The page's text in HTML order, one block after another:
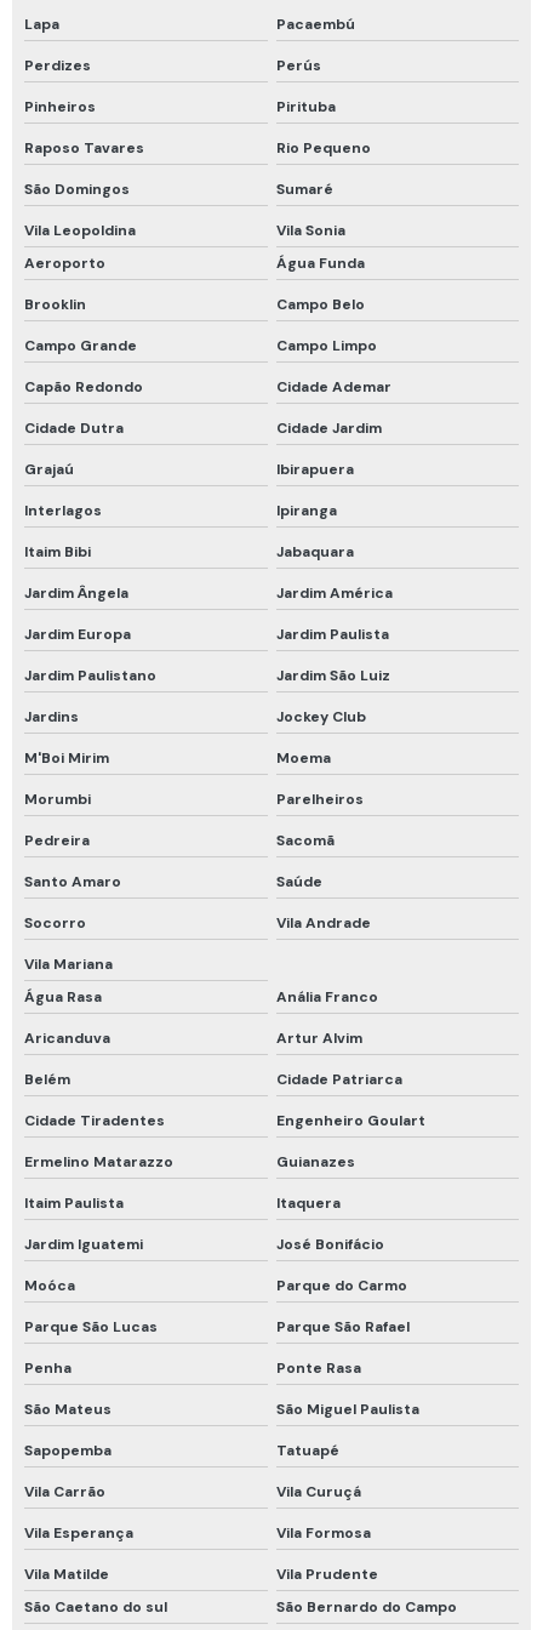
Máscara de fuga
Máscara de fuga drager
Máscara de fuga mina subterrânea
Máscara descartável pff2
Máscara descartável pff2 com carvão ativado
Máscara descartável pff2 n95
Proteção respiratória drager
Proteção respiratória para espaço confinado
Proteção respiratória para fumos metálicos
Proteção respiratória para soldador
Recarga de cilindro de ar respirável
Respirador de fuga
Respirador de fuga com filtro
Respirador descartável epi
Respirador descartável pff2 vo carvão ativado
Respirador facial completo
Respirador facial inteira
Respirador motorizado drager
Respirador motorizado epi
Respirador purificador de ar motorizado
Respirador semi facial com cartucho
Respirador semi facial com filtro
Respirador semi facial com filtro químico
Respirador semi facial para vapores orgânicos
Roupa de proteção química
Roupa de proteção química nível a
Talabarte de segurança
Talabarte de segurança com absorvedor de energia
Teste hidrostático cilindro de ar respirável
Trava quedas retrátil
Trava quedas retrátil 10m
Trava quedas retrátil 6 metros
Tubos colorimétricos
Tubos colorimétricos draeger
Lapa Pacaembú
Perdizes Perús
Pinheiros Pirituba
Raposo Tavares Rio Pequeno
São Domingos Sumaré
Vila Leopoldina
Vila Sonia
Aeroporto
Água Funda
Brooklin Campo Belo
Campo Grande Campo Limpo
Capão Redondo Cidade Ademar
Cidade Dutra Cidade Jardim
Grajaú Ibirapuera
Interlagos Ipiranga
Itaim Bibi Jabaquara
Jardim Ângela Jardim América
Jardim Europa Jardim Paulista
Jardim Paulistano Jardim São Luiz
Jardins Jockey Club
M'Boi Mirim Moema
Morumbi Parelheiros
Pedreira Sacomã
Santo Amaro Saúde
Socorro Vila Andrade
Vila Mariana
Água Rasa
Anália Franco
Aricanduva Artur Alvim
Belém Cidade Patriarca
Cidade Tiradentes Engenheiro Goulart
Ermelino Matarazzo Guianazes
Itaim Paulista Itaquera
Jardim Iguatemi José Bonifácio
Moóca Parque do Carmo
Parque São Lucas Parque São Rafael
Penha Ponte Rasa
São Mateus São Miguel Paulista
Sapopemba Tatuapé
Vila Carrão Vila Curuçá
Vila Esperança Vila Formosa
Vila Matilde
Vila Prudente
São Caetano do sul
São Bernardo do Campo